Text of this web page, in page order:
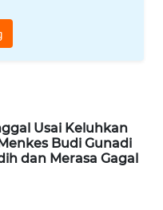
Usai Keluhkan
Budi Gunadi
dan Merasa Gagal